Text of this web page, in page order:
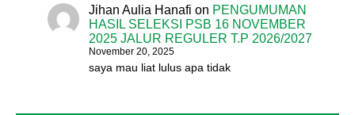
Jihan Aulia Hanafi on PENGUMUMAN
HASIL SELEKSI PSB 16 NOVEMBER
2025 JALUR REGULER T.P 2026/2027
November 20, 2025
saya mau liat lulus apa tidak